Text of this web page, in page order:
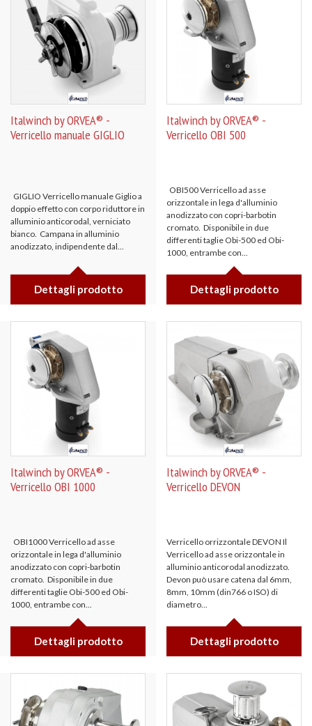
Italwinch by ORVEA® -
Verricello manuale GIGLIO
GIGLIO Verricello manuale Giglio a
doppio effetto con corpo riduttore in
alluminio anticorodal, verniciato
bianco. Campana in alluminio
anodizzato, indipendente dal...
Dettagli prodotto
Italwinch by ORVEA® -
Verricello OBI 500
OBI500 Verricello ad asse
orizzontale in lega d'alluminio
anodizzato con copri-barbotin
cromato. Disponibile in due
differenti taglie Obi-500 ed Obi-
1000, entrambe con...
Dettagli prodotto
Italwinch by ORVEA® -
Verricello OBI 1000
OBI1000 Verricello ad asse
orizzontale in lega d'alluminio
anodizzato con copri-barbotin
cromato. Disponibile in due
differenti taglie Obi-500 ed Obi-
1000, entrambe con...
Dettagli prodotto
Italwinch by ORVEA® -
Verricello DEVON
Verricello orrizzontale DEVON Il
Verricello ad asse orizzontale in
alluminio anticorodal anodizzato.
Devon può usare catena dal 6mm,
8mm, 10mm (din766 o ISO) di
diametro...
Dettagli prodotto